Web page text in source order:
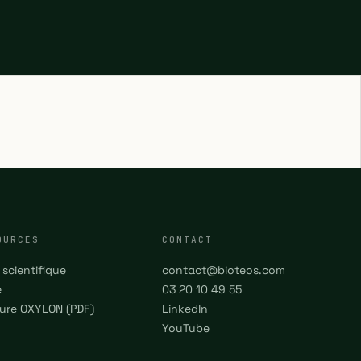
scientifique
OXYLON (PDF)
CONTACT
contact@bioteos.com
03 20 10 49 55
LinkedIn
YouTube